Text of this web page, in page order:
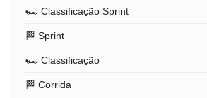
🏎️ Classificação Sprint
🏁 Sprint
🏎️ Classificação
🏁 Corrida